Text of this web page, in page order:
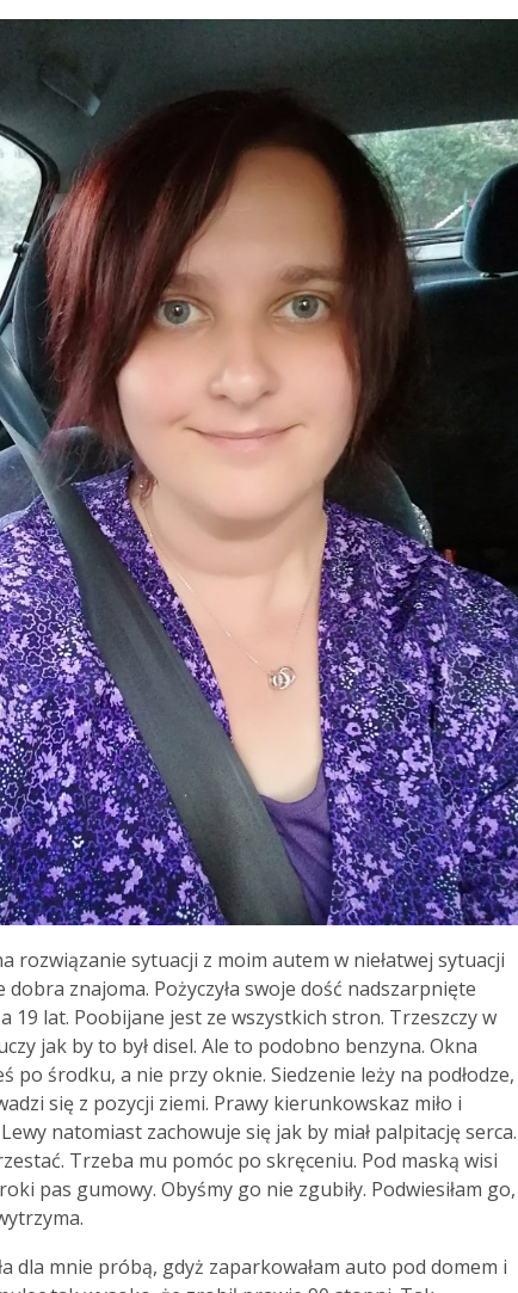
rozwiązanie sytuacji z moim autem w niełatwej sytuacji
dobra znajoma. Pożyczyła swoje dość nadszarpnięte
19 lat. Poobijane jest ze wszystkich stron. Trzeszczy w
jak by to był disel. Ale to podobno benzyna. Okna
po środku, a nie przy oknie. Siedzenie leży na podłodze,
się z pozycji ziemi. Prawy kierunkowskaz miło i
natomiast zachowuje się jak by miał palpitację serca.
Trzeba mu pomóc po skręceniu. Pod maską wisi
pas gumowy. Obyśmy go nie zgubiły. Podwiesiłam go,
dla mnie próbą, gdyż zaparkowałam auto pod domem i